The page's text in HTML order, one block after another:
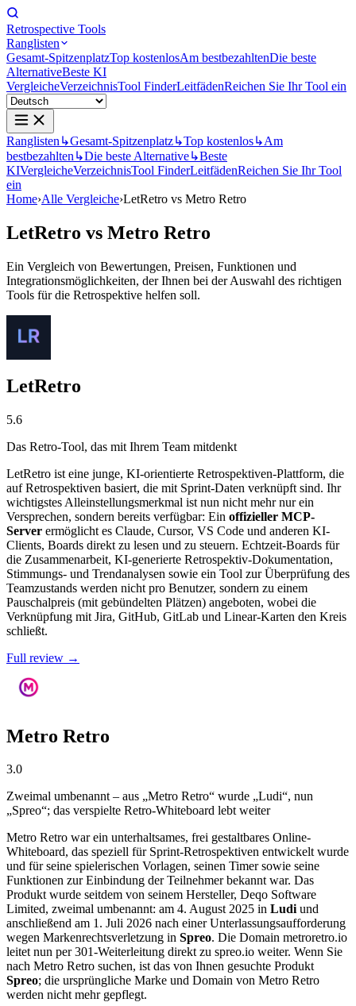
Retrospective Tools
Ranglisten
Gesamt-SpitzenplatzTop kostenlosAm bestbezahltenDie beste
AlternativeBeste KI
VergleicheVerzeichnisTool FinderLeitfädenReichen Sie Ihr Tool ein
Ranglisten ↳Gesamt-Spitzenplatz↳Top kostenlos↳Am
bestbezahlten ↳Die beste Alternative↳Beste
KIVergleicheVerzeichnisTool FinderLeitfädenReichen Sie Ihr Tool
ein
Home›Alle Vergleiche›LetRetro vs Metro Retro
LetRetro vs Metro Retro
Ein Vergleich von Bewertungen, Preisen, Funktionen und
Integrationsmöglichkeiten, der Ihnen bei der Auswahl des richtigen
Tools für die Retrospektive helfen soll.
LetRetro
5.6
Das Retro-Tool, das mit Ihrem Team mitdenkt
LetRetro ist eine junge, KI-orientierte Retrospektiven-Plattform, die
auf Retrospektiven basiert, die mit Sprint-Daten verknüpft sind. Ihr
wichtigstes Alleinstellungsmerkmal ist nun nicht mehr nur ein
Versprechen, sondern bereits verfügbar: Ein offizieller MCP-
Server ermöglicht es Claude, Cursor, VS Code und anderen KI-
Clients, Boards direkt zu lesen und zu steuern. Echtzeit-Boards für
die Zusammenarbeit, KI-generierte Retrospektiv-Dokumentation,
Stimmungs- und Trendanalysen sowie ein Tool zur Überprüfung des
Teamzustands werden nicht pro Benutzer, sondern zu einem
Pauschalpreis (mit gebündelten Plätzen) angeboten, wobei die
Verknüpfung mit Jira, GitHub, GitLab und Linear-Karten den Kreis
schließt.
Full review →
Metro Retro
3.0
Zweimal umbenannt – aus „Metro Retro“ wurde „Ludi“, nun
„Spreo“; das verspielte Retro-Whiteboard lebt weiter
Metro Retro war ein unterhaltsames, frei gestaltbares Online-
Whiteboard, das speziell für Sprint-Retrospektiven entwickelt wurde
und für seine spielerischen Vorlagen, seinen Timer sowie seine
Funktionen zur Einbindung der Teilnehmer bekannt war. Das
Produkt wurde seitdem von seinem Hersteller, Deqo Software
Limited, zweimal umbenannt: am 4. August 2025 in Ludiund
anschließend am 1. Juli 2026 nach einer Unterlassungsaufforderung
wegen Markenrechtsverletzung in Spreo. Die Domain metroretro.io
leitet nun per 301-Weiterleitung direkt zu spreo.io weiter. Wenn Sie
nach Metro Retro suchen, ist das von Ihnen gesuchte Produkt
Spreo; die ursprüngliche Marke und Domain von Metro Retro
werden nicht mehr gepflegt.